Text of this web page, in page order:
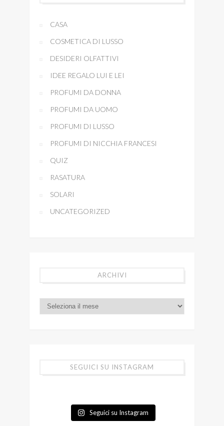
CASA
COSMETICA DI LUSSO
DESIDERI OLFATTIVI
IDEE REGALO LUI E LEI
PROFUMI DA DONNA
PROFUMI DA UOMO
PROFUMI DI LUSSO
PROFUMI DI NICCHIA FRANCESI
QUIZ
RASATURA
SOLARI
UNCATEGORIZED
ARCHIVI
SEGUICI SU INSTAGRAM
Seguici su Instagram